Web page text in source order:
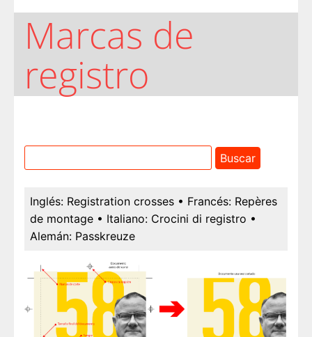
Marcas de
registro
Inglés: Registration crosses • Francés: Repères
de montage • Italiano: Crocini di registro •
Alemán: Passkreuze